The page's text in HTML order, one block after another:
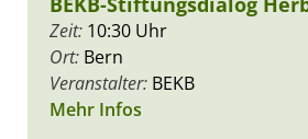
Zeit: 10:30 Uhr
Ort: Bern
Veranstalter: BEKB
Mehr Infos